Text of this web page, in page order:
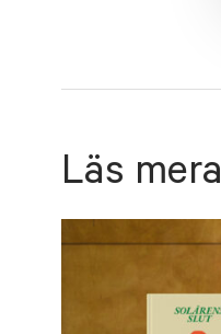
Läs mera